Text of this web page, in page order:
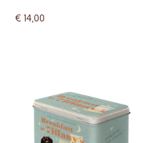
€ 14,00